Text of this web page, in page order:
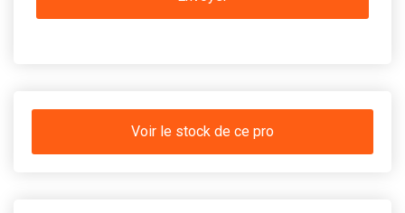
Voir le stock de ce pro